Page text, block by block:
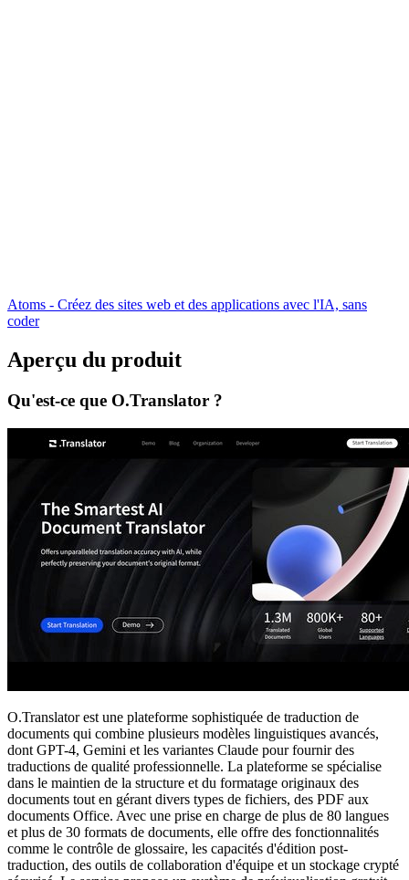
Atoms - Créez des sites web et des applications avec l'IA, sans
coder
Aperçu du produit
Qu'est-ce que O.Translator ?
O.Translator est une plateforme sophistiquée de traduction de
documents qui combine plusieurs modèles linguistiques avancés,
dont GPT-4, Gemini et les variantes Claude pour fournir des
traductions de qualité professionnelle. La plateforme se spécialise
dans le maintien de la structure et du formatage originaux des
documents tout en gérant divers types de fichiers, des PDF aux
documents Office. Avec une prise en charge de plus de 80 langues
et plus de 30 formats de documents, elle offre des fonctionnalités
comme le contrôle de glossaire, les capacités d'édition post-
traduction, des outils de collaboration d'équipe et un stockage crypté